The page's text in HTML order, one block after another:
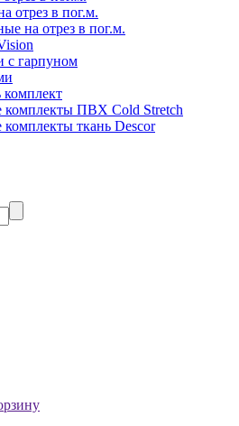
отрез в пог.м.
на отрез в пог.м.
с гарпуном
комплект
комплекты ПВХ Cold Stretch
комплекты ткань Descor